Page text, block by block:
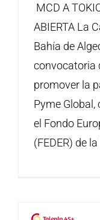
MCD A
ABIERTA La
Bahía de
convocatoria
promover la
Pyme Global,
el Fondo
(FEDER) de la